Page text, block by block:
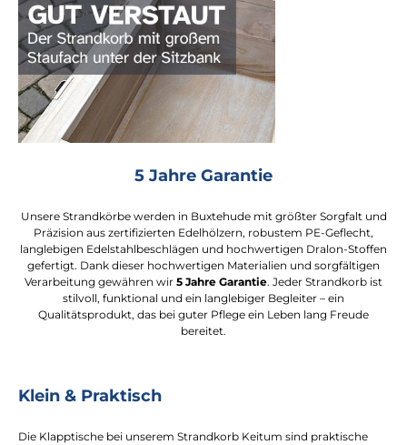
5 Jahre Garantie
Unsere Strandkörbe werden in Buxtehude mit größter Sorgfalt und
Präzision aus zertifizierten Edelhölzern, robustem PE-Geflecht,
langlebigen Edelstahlbeschlägen und hochwertigen Dralon-Stoffen
gefertigt. Dank dieser hochwertigen Materialien und sorgfältigen
Verarbeitung gewähren wir 5 Jahre Garantie. Jeder Strandkorb ist
stilvoll, funktional und ein langlebiger Begleiter – ein
Qualitätsprodukt, das bei guter Pflege ein Leben lang Freude
bereitet.
Klein & Praktisch
Die Klapptische bei unserem Strandkorb Keitum sind praktische